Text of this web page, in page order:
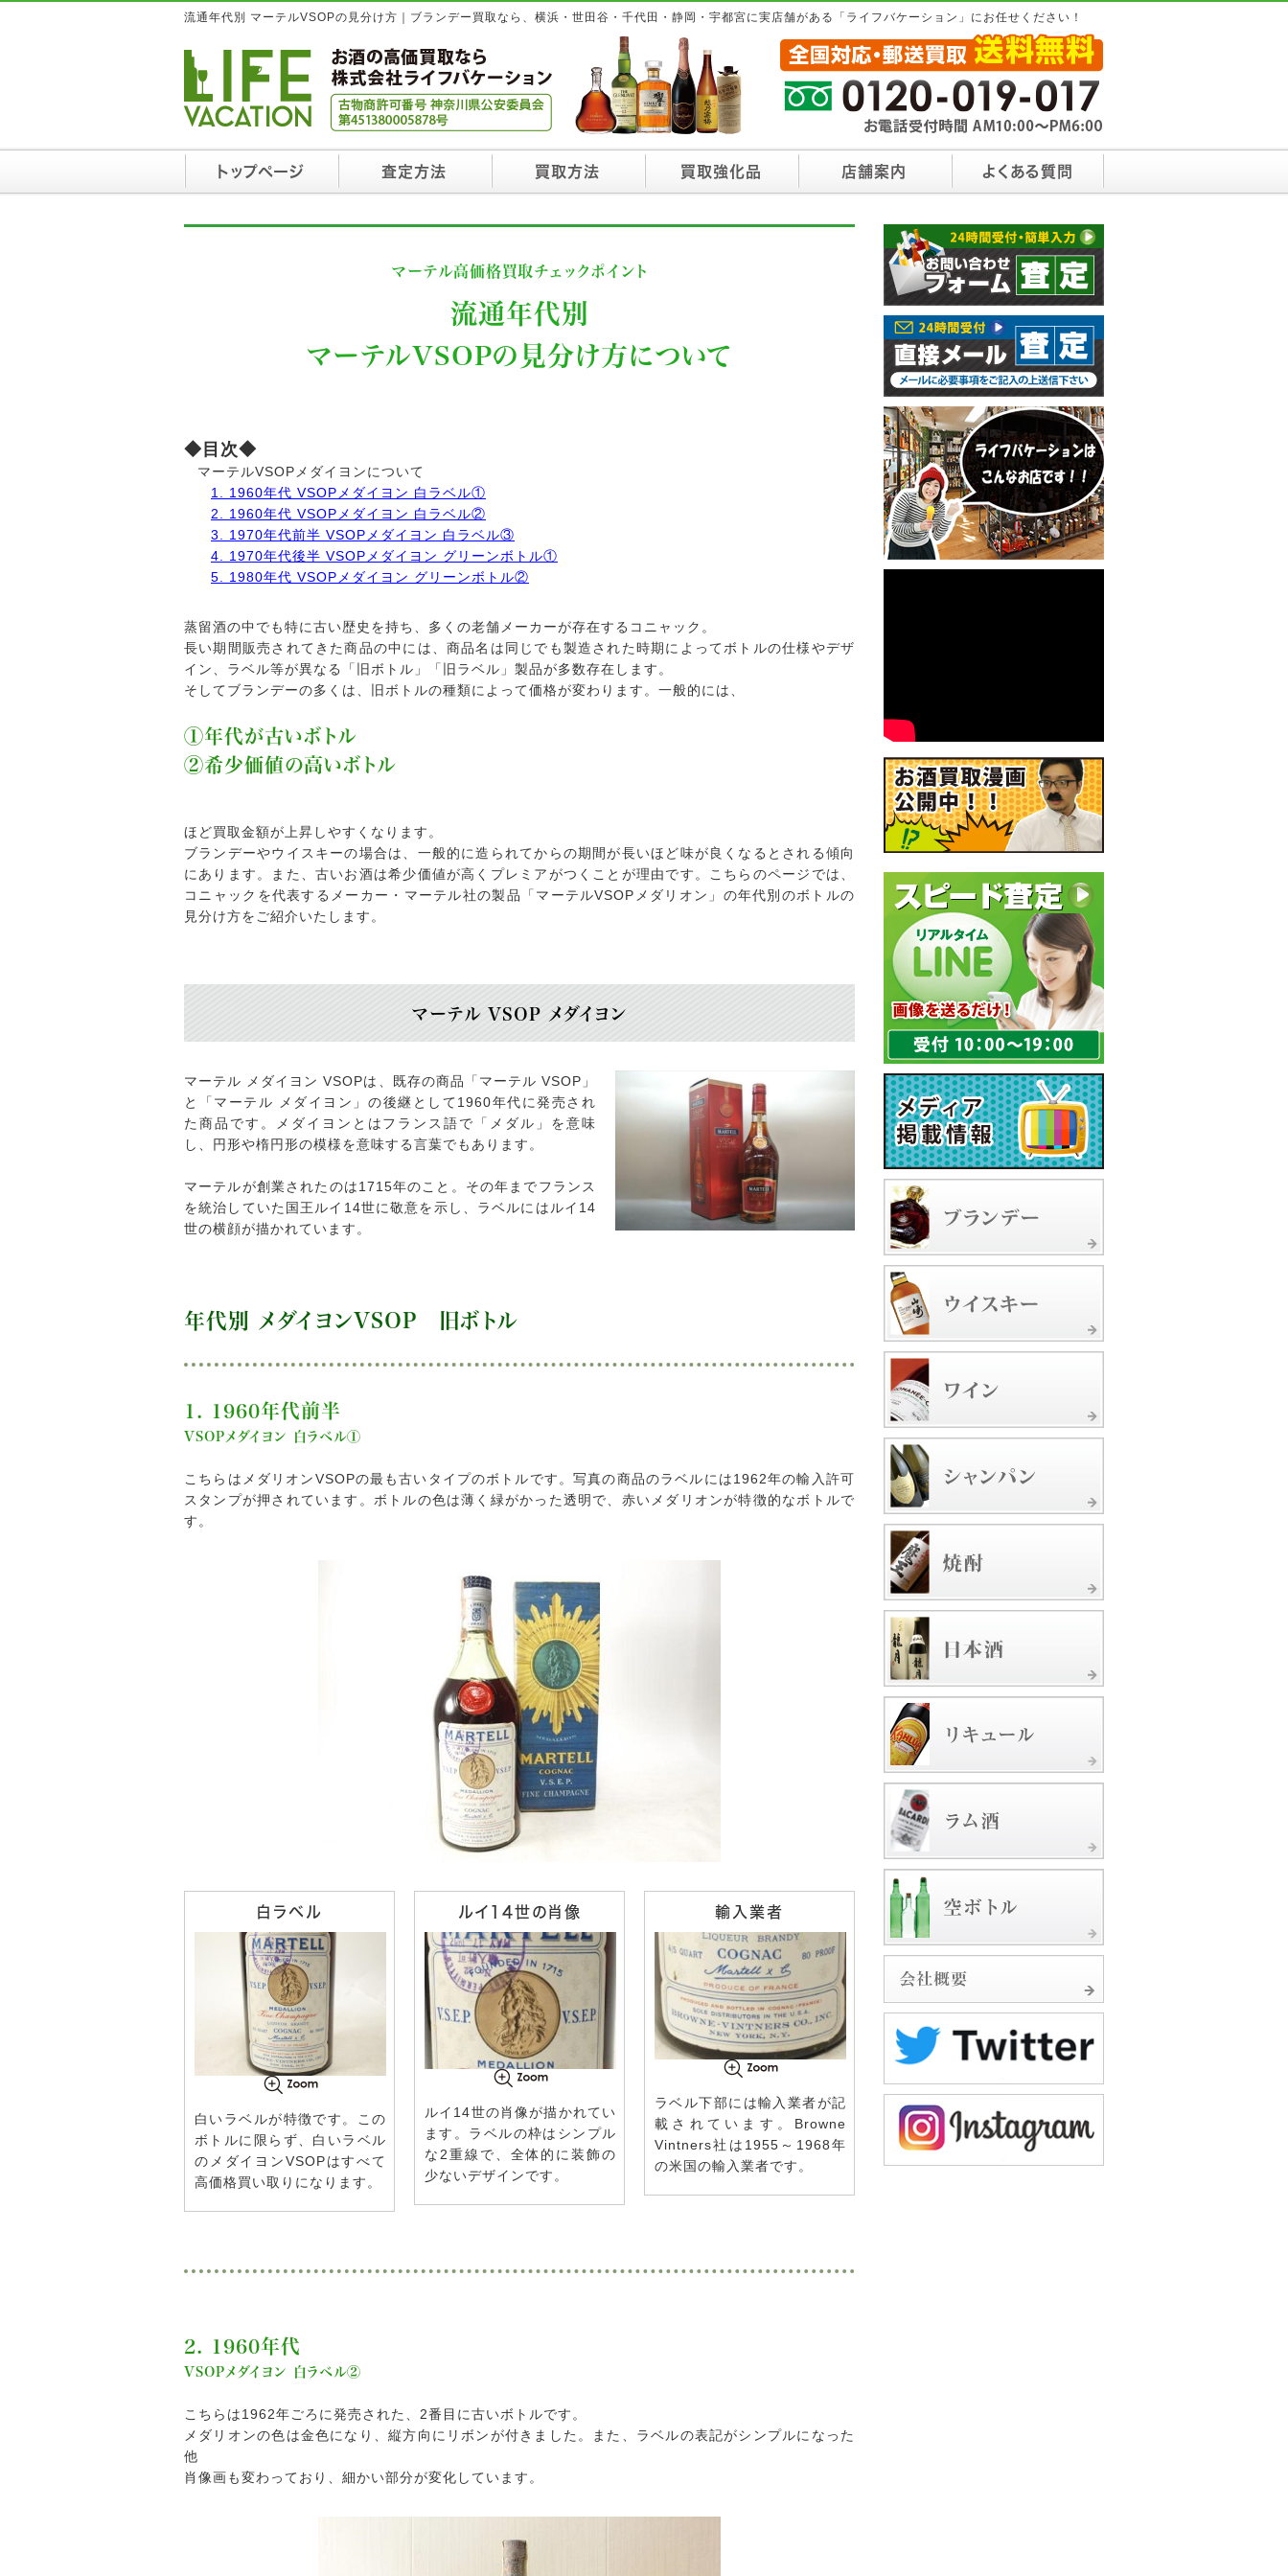
流通年代別 マーテルVSOPの見分け方｜ブランデー買取なら、横浜・世田谷・千代田・静岡・宇都宮に実店舗がある「ライフバケーション」にお任せください！
トップページ 査定方法 買取方法 買取強化品 店舗案内 よくある質問
マーテル高価格買取チェックポイント
流通年代別
マーテルVSOPの見分け方について
◆目次◆
マーテルVSOPメダイヨンについて
1. 1960年代 VSOPメダイヨン 白ラベル①
2. 1960年代 VSOPメダイヨン 白ラベル②
3. 1970年代前半 VSOPメダイヨン 白ラベル③
4. 1970年代後半 VSOPメダイヨン グリーンボトル①
5. 1980年代 VSOPメダイヨン グリーンボトル②
蒸留酒の中でも特に古い歴史を持ち、多くの老舗メーカーが存在するコニャック。
長い期間販売されてきた商品の中には、商品名は同じでも製造された時期によってボトルの仕様やデザ
イン、ラベル等が異なる「旧ボトル」「旧ラベル」製品が多数存在します。
そしてブランデーの多くは、旧ボトルの種類によって価格が変わります。一般的には、
①年代が古いボトル
②希少価値の高いボトル
ほど買取金額が上昇しやすくなります。
ブランデーやウイスキーの場合は、一般的に造られてからの期間が長いほど味が良くなるとされる傾向
にあります。また、古いお酒は希少価値が高くプレミアがつくことが理由です。こちらのページでは、
コニャックを代表するメーカー・マーテル社の製品「マーテルVSOPメダリオン」の年代別のボトルの
見分け方をご紹介いたします。
マーテル VSOP メダイヨン
マーテル メダイヨン VSOPは、既存の商品「マーテル VSOP」
と「マーテル メダイヨン」の後継として1960年代に発売され
た商品です。メダイヨンとはフランス語で「メダル」を意味
し、円形や楕円形の模様を意味する言葉でもあります。
マーテルが創業されたのは1715年のこと。その年までフランス
を統治していた国王ルイ14世に敬意を示し、ラベルにはルイ14
世の横顔が描かれています。
年代別 メダイヨンVSOP 旧ボトル
1. 1960年代前半
VSOPメダイヨン 白ラベル①
こちらはメダリオンVSOPの最も古いタイプのボトルです。写真の商品のラベルには1962年の輸入許可
スタンプが押されています。ボトルの色は薄く緑がかった透明で、赤いメダリオンが特徴的なボトルで
す。
白ラベル
白いラベルが特徴です。この
ボトルに限らず、白いラベル
のメダイヨンVSOPはすべて
高価格買い取りになります。
ルイ14世の肖像
ルイ14世の肖像が描かれてい
ます。ラベルの枠はシンプル
な2重線で、全体的に装飾の
少ないデザインです。
輸入業者
ラベル下部には輸入業者が記
載されています。Browne
Vintners社は1955～1968年
の米国の輸入業者です。
2. 1960年代
VSOPメダイヨン 白ラベル②
こちらは1962年ごろに発売された、2番目に古いボトルです。
メダリオンの色は金色になり、縦方向にリボンが付きました。また、ラベルの表記がシンプルになった
他
肖像画も変わっており、細かい部分が変化しています。